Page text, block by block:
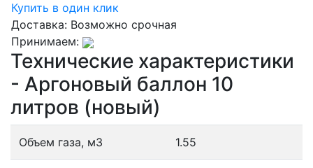
Купить в один клик
Доставка: Возможно срочная
Принимаем:
Технические характеристики
- Аргоновый баллон 10
литров (новый)
Объем газа, м3 1.55